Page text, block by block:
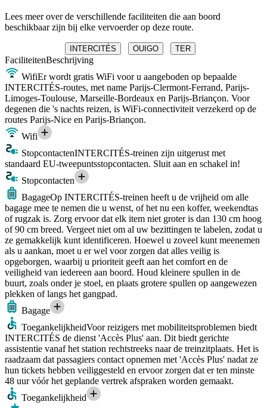
Lees meer over de verschillende faciliteiten die aan boord
beschikbaar zijn bij elke vervoerder op deze route.
INTERCITÉS OUIGO TER
FaciliteitenBeschrijving
WifiEr wordt gratis WiFi voor u aangeboden op bepaalde
INTERCITÉS-routes, met name Parijs-Clermont-Ferrand, Parijs-
Limoges-Toulouse, Marseille-Bordeaux en Parijs-Briançon. Voor
degenen die 's nachts reizen, is WiFi-connectiviteit verzekerd op de
routes Parijs-Nice en Parijs-Briançon.
Wifi
StopcontactenINTERCITÉS-treinen zijn uitgerust met
standaard EU-tweepuntsstopcontacten. Sluit aan en schakel in!
Stopcontacten
BagageOp INTERCITÉS-treinen heeft u de vrijheid om alle
bagage mee te nemen die u wenst, of het nu een koffer, weekendtas
of rugzak is. Zorg ervoor dat elk item niet groter is dan 130 cm hoog
of 90 cm breed. Vergeet niet om al uw bezittingen te labelen, zodat u
ze gemakkelijk kunt identificeren. Hoewel u zoveel kunt meenemen
als u aankan, moet u er wel voor zorgen dat alles veilig is
opgeborgen, waarbij u prioriteit geeft aan het comfort en de
veiligheid van iedereen aan boord. Houd kleinere spullen in de
buurt, zoals onder je stoel, en plaats grotere spullen op aangewezen
plekken of langs het gangpad.
Bagage
ToegankelijkheidVoor reizigers met mobiliteitsproblemen biedt
INTERCITÉS de dienst 'Accès Plus' aan. Dit biedt gerichte
assistentie vanaf het station rechtstreeks naar de treinzitplaats. Het is
raadzaam dat passagiers contact opnemen met 'Accès Plus' nadat ze
hun tickets hebben veiliggesteld en ervoor zorgen dat er ten minste
48 uur vóór het geplande vertrek afspraken worden gemaakt.
Toegankelijkheid